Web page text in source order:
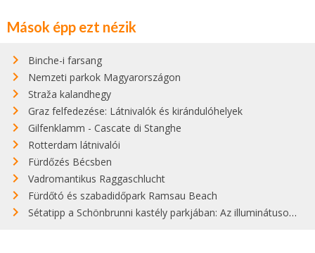
Mások épp ezt nézik
Binche-i farsang
Nemzeti parkok Magyarországon
Straža kalandhegy
Graz felfedezése: Látnivalók és kirándulóhelyek
Gilfenklamm - Cascate di Stanghe
Rotterdam látnivalói
Fürdőzés Bécsben
Vadromantikus Raggaschlucht
Fürdőtó és szabadidőpark Ramsau Beach
Sétatipp a Schönbrunni kastély parkjában: Az illuminátusok titkainak felfedezése